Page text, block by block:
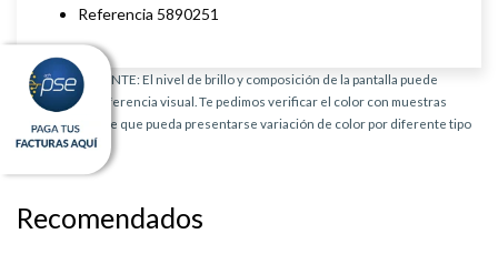
Referencia 5890251
AVISO IMPORTANTE: El nivel de brillo y composición de la pantalla puede
provocar una diferencia visual. Te pedimos verificar el color con muestras
físicas. Es posible que pueda presentarse variación de color por diferente tipo
de producto.
Recomendados